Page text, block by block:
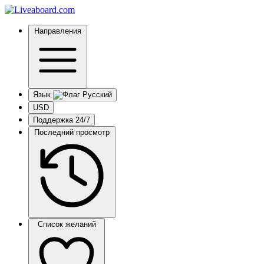
Направления
Язык
USD
Поддержка 24/7
Последний просмотр
Список желаний